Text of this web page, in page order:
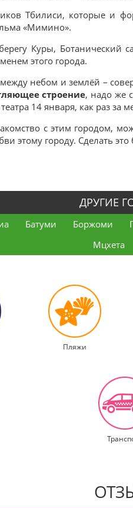
Тбилиси, которые и
«Мимино».
Куры, Ботанический
этого города.
небом и землёй –
строение, надо же
14 января, как раз за
с этим городом,
этому городу. Сделать
ДРУГИЕ
Батуми Боржоми
Мцхета
Пляжи